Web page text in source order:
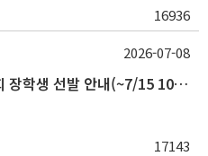
16936
2026학년도 2학기 삼일장학회 장학생 선발 안내(~7/15 10:00)
17143
2026-07-08